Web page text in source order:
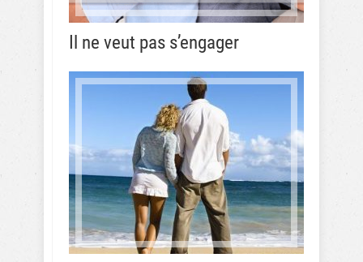
Il ne veut pas s’engager